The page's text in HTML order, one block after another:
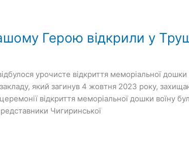
Герою відкрили у
урочисте відкриття меморіальної
який загинув 4 жовтня 2023 року,
відкриття меморіальної дошки воїну
Чигиринської